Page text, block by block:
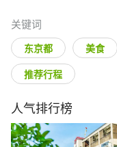
关键词
东京都 美食
推荐行程
人气排行榜